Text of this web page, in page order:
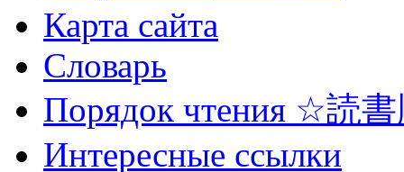
Карта сайта
Словарь
Порядок чтения ☆読
Интересные ссылки